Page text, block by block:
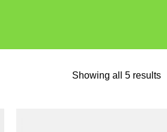
Showing all 5 results